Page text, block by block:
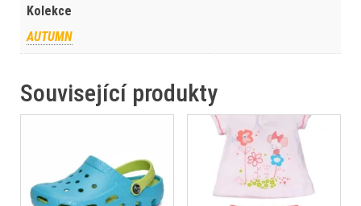
Kolekce
AUTUMN
Související produkty